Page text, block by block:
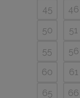
45
46
50
51
55
56
60
61
65
66